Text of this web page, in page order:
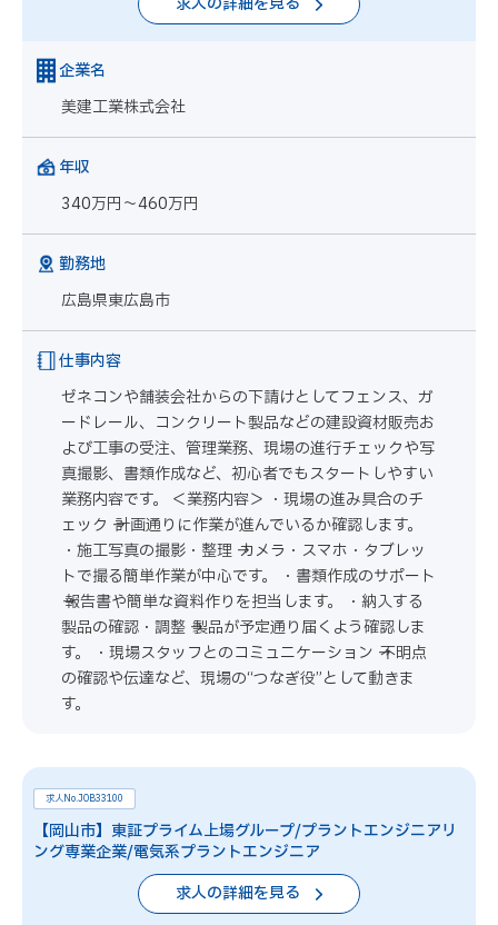
企業名
美建工業株式会社
年収
340万円～460万円
勤務地
広島県東広島市
仕事内容
ゼネコンや舗装会社からの下請けとしてフェンス、ガ
ードレール、コンクリート製品などの建設資材販売お
よび工事の受注、管理業務、現場の進行チェックや写
真撮影、書類作成など、初心者でもスタートしやすい
業務内容です。 ＜業務内容＞ ・現場の進み具合のチ
ェック → 計画通りに作業が進んでいるか確認します。
・施工写真の撮影・整理 → カメラ・スマホ・タブレッ
トで撮る簡単作業が中心です。 ・書類作成のサポート
→ 報告書や簡単な資料作りを担当します。 ・納入する
製品の確認・調整 → 製品が予定通り届くよう確認しま
す。 ・現場スタッフとのコミュニケーション → 不明点
の確認や伝達など、現場の“つなぎ役”として動きま
す。
求人No.JOB33100
【岡山市】東証プライム上場グループ/プラントエンジニアリ
ング専業企業/電気系プラントエンジニア
求人の詳細を見る